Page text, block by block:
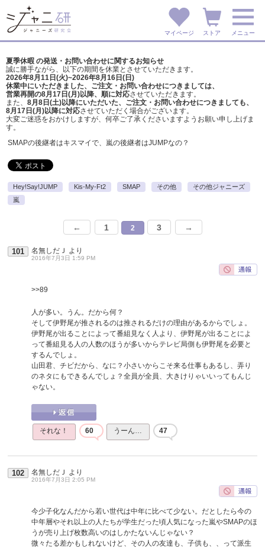
マイページ ストア メニュー
夏季休暇 の発送・お問い合わせに関するお知らせ
誠に勝手ながら、以下の期間を休業とさせていただきます。
2026年8月11日(火)~2026年8月16日(日)
休業中にいただきました、ご注文・お問い合わせにつきましては、
営業再開の8月17日(月)以降、順に対応させていただきます。
また、 8月8日(土)以降にいただいた、ご注文・ お問い合わせにつきましても、
8月17日(月)以降に対応させていただく場合がございます。
大変ご迷惑をおかけしますが、 何卒ご了承くださいますようお願い申し上げま
す。
SMAPの後継者はキスマイで、嵐の後継者はJUMPなの？
Hey!Say!JUMP Kis-My-Ft2 SMAP その他
その他ジャニーズ
嵐
← 1 2 3 →
101 名無しだＪ より
2016年7月3日 1:59 PM
>>89
人が多い。うん。だから何？
そして伊野尾が推されるのは推されるだけの理由があるからでしょ。
伊野尾が出ることによって番組見なく人より、伊野尾が出ることによ
って番組見る人の人数のほうが多いからテレビ局側も伊野尾を必要と
するんでしょ。
山田君、チビだから、なに？小さいからこそ来る仕事もあるし、弄り
のネタにもできるんでしょ？全員が全員、大きけりゃいいってもんじ
ゃない。
それな！ 60 うーん… 47
102 名無しだＪ より
2016年7月3日 2:05 PM
今少子化なんだから若い世代は中年に比べて少ない。だとしたら今の
中年層やそれ以上の人たちが学生だった頃人気になった嵐やSMAPのほ
うが売り上げ枚数高いのはしかたないんじゃない？
微々たる差かもしれないけど、その人の友達も、子供も、、って派生